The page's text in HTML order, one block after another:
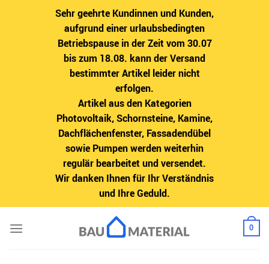
Sehr geehrte Kundinnen und Kunden,
aufgrund einer urlaubsbedingten
Betriebspause in der Zeit vom 30.07
bis zum 18.08. kann der Versand
bestimmter Artikel leider nicht
erfolgen.
Artikel aus den Kategorien
Photovoltaik, Schornsteine, Kamine,
Dachflächenfenster, Fassadendübel
sowie Pumpen werden weiterhin
regulär bearbeitet und versendet.
Wir danken Ihnen für Ihr Verständnis
und Ihre Geduld.
Inhalt
0